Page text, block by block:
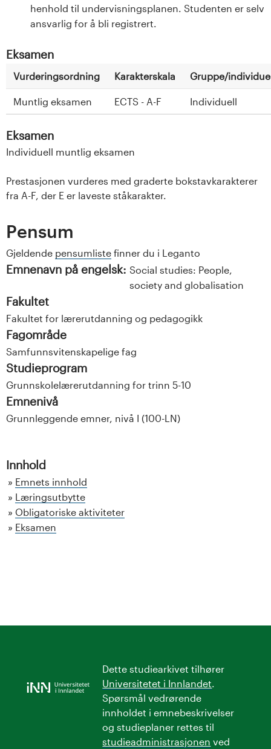
henhold til undervisningsplanen. Studenten er selv
ansvarlig for å bli registrert.
Eksamen
Vurderingsordning Karakterskala Gruppe/
Muntlig eksamen ECTS - A-F Individuell
Eksamen
Individuell muntlig eksamen
Prestasjonen vurderes med graderte bokstavkarakterer
fra A-F, der E er laveste ståkarakter.
Pensum
Gjeldende pensumliste finner du i Leganto
Emnenavn på engelsk: Social studies: People,
society and globalisation
Fakultet
Fakultet for lærerutdanning og pedagogikk
Fagområde
Samfunnsvitenskapelige fag
Studieprogram
Grunnskolelærerutdanning for trinn 5-10
Emnenivå
Grunnleggende emner, nivå I (100-LN)
Innhold
Emnets innhold
Læringsutbytte
Obligatoriske aktiviteter
Eksamen
Dette studiearkivet tilhører
Universitetet i Innlandet.
Spørsmål vedrørende
innholdet i emnebeskrivelser
og studieplaner rettes til
studieadministrasjonen ved